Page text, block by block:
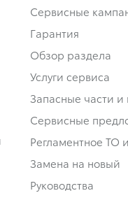
Сервисные
Гарантия
Обзор раздела
Услуги сервиса
Запасные части и
Сервисные
Регламентное ТО
Замена на новый
Руководства